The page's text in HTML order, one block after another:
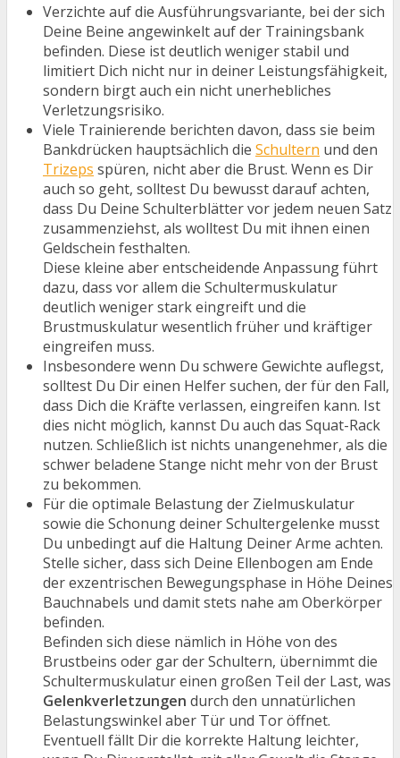
Verzichte auf die Ausführungsvariante, bei der sich
Deine Beine angewinkelt auf der Trainingsbank
befinden. Diese ist deutlich weniger stabil und
limitiert Dich nicht nur in deiner Leistungsfähigkeit,
sondern birgt auch ein nicht unerhebliches
Verletzungsrisiko.
Viele Trainierende berichten davon, dass sie beim
Bankdrücken hauptsächlich die Schultern und den
Trizeps spüren, nicht aber die Brust. Wenn es Dir
auch so geht, solltest Du bewusst darauf achten,
dass Du Deine Schulterblätter vor jedem neuen Satz
zusammenziehst, als wolltest Du mit ihnen einen
Geldschein festhalten.
Diese kleine aber entscheidende Anpassung führt
dazu, dass vor allem die Schultermuskulatur
deutlich weniger stark eingreift und die
Brustmuskulatur wesentlich früher und kräftiger
eingreifen muss.
Insbesondere wenn Du schwere Gewichte auflegst,
solltest Du Dir einen Helfer suchen, der für den Fall,
dass Dich die Kräfte verlassen, eingreifen kann. Ist
dies nicht möglich, kannst Du auch das Squat-Rack
nutzen. Schließlich ist nichts unangenehmer, als die
schwer beladene Stange nicht mehr von der Brust
zu bekommen.
Für die optimale Belastung der Zielmuskulatur
sowie die Schonung deiner Schultergelenke musst
Du unbedingt auf die Haltung Deiner Arme achten.
Stelle sicher, dass sich Deine Ellenbogen am Ende
der exzentrischen Bewegungsphase in Höhe Deines
Bauchnabels und damit stets nahe am Oberkörper
befinden.
Befinden sich diese nämlich in Höhe von des
Brustbeins oder gar der Schultern, übernimmt die
Schultermuskulatur einen großen Teil der Last, was
Gelenkverletzungen durch den unnatürlichen
Belastungswinkel aber Tür und Tor öffnet.
Eventuell fällt Dir die korrekte Haltung leichter,